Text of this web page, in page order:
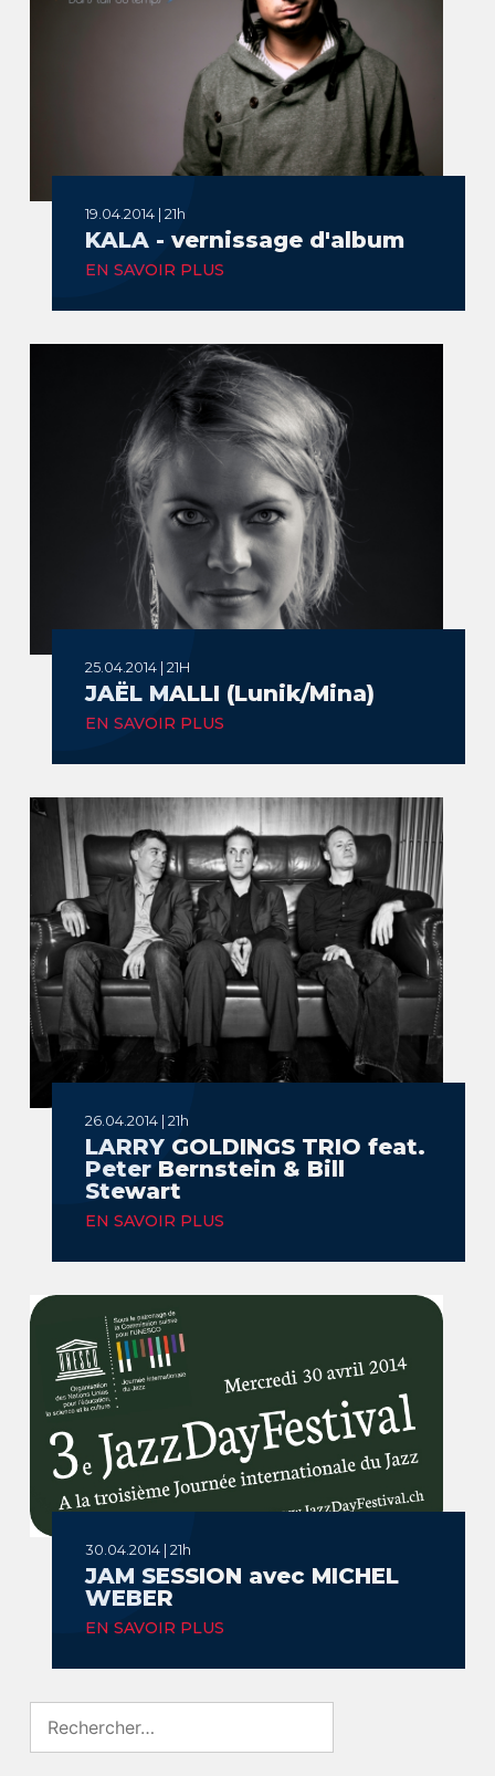
19.04.2014 | 21h
KALA - vernissage d'album
EN SAVOIR PLUS
25.04.2014 | 21H
JAËL MALLI (Lunik/Mina)
EN SAVOIR PLUS
26.04.2014 | 21h
LARRY GOLDINGS TRIO feat.
Peter Bernstein & Bill
Stewart
EN SAVOIR PLUS
30.04.2014 | 21h
JAM SESSION avec MICHEL
WEBER
EN SAVOIR PLUS
for: